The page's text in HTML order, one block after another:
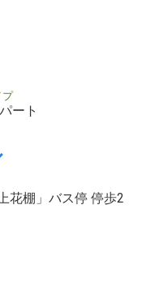
プ
ート
花棚」バス停 停歩2